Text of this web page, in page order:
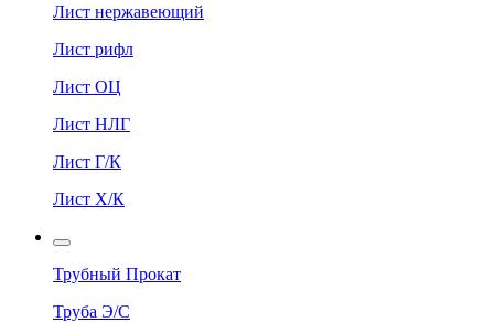
Лист нержавеющий
Лист рифл
Лист ОЦ
Лист НЛГ
Лист Г/К
Лист Х/К
Трубный Прокат
Труба Э/С